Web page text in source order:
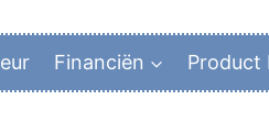
Financiën Product